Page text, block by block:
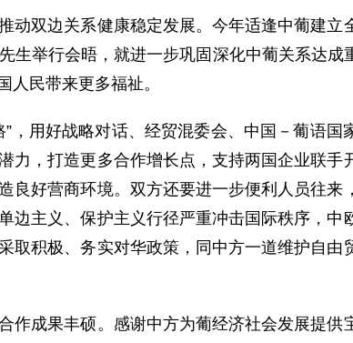
动双边关系健康稳定发展。今年适逢中葡建立
生举行会晤，就进一步巩固深化中葡关系达成
民带来更多福祉。
，用好战略对话、经贸混委会、中国－葡语国
，打造更多合作增长点，支持两国企业联手
良好营商环境。双方还要进一步便利人员往来
主义、保护主义行径严重冲击国际秩序，中
取积极、务实对华政策，同中方一道维护自由
作成果丰硕。感谢中方为葡经济社会发展提供